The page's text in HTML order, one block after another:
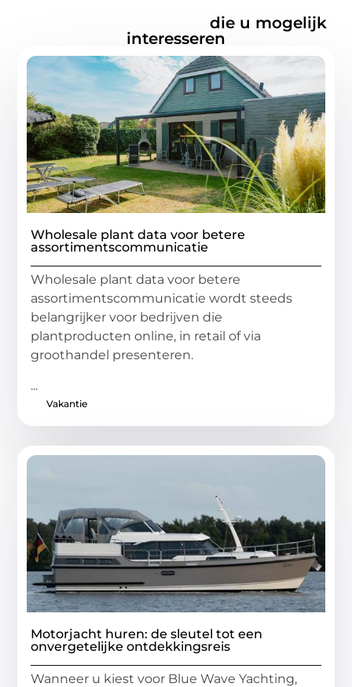
die u mogelijk
interesseren
Wholesale plant data voor betere
assortimentscommunicatie
Wholesale plant data voor betere
assortimentscommunicatie wordt steeds
belangrijker voor bedrijven die
plantproducten online, in retail of via
groothandel presenteren.
...
Vakantie
Motorjacht huren: de sleutel tot een
onvergetelijke ontdekkingsreis
Wanneer u kiest voor Blue Wave Yachting,